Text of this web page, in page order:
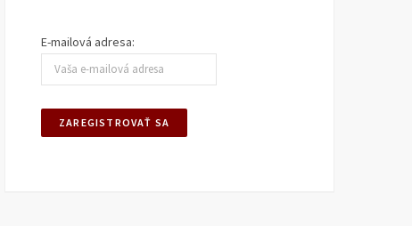
E-mailová adresa: